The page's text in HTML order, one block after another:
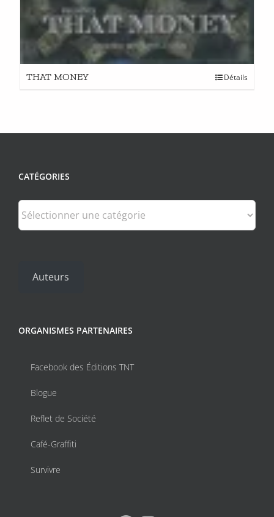
THAT MONEY Détails
CATÉGORIES
Catégories
Auteurs
ORGANISMES PARTENAIRES
Facebook des Éditions TNT
Blogue
Reflet de Société
Café-Graffiti
Survivre